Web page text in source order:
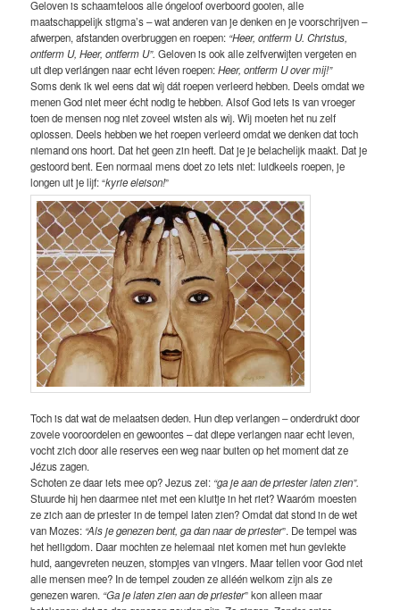
Geloven is schaamteloos alle óngeloof overboord gooien, alle
maatschappelijk stigma’s – wat anderen van je denken en je voorschrijven –
afwerpen, afstanden overbruggen en roepen: “Heer, ontferm U. Christus,
ontferm U, Heer, ontferm U”. Geloven is ook alle zelfverwijten vergeten en
uit diep verlángen naar echt léven roepen:Heer, ontferm U over mij!”
Soms denk ik wel eens dat wij dát roepen verleerd hebben. Deels omdat we
menen God niet meer écht nodig te hebben. Alsof God iets is van vroeger
toen de mensen nog niet zoveel wisten als wij. Wij moeten het nu zelf
oplossen. Deels hebben we het roepen verleerd omdat we denken dat toch
niemand ons hoort. Dat het geen zin heeft. Dat je je belachelijk maakt. Dat je
gestoord bent. Een normaal mens doet zo iets niet: luidkeels roepen, je
longen uit je lijf: “kyrie eleison!”
Toch is dat wat de melaatsen deden. Hun diep verlangen – onderdrukt door
zovele vooroordelen en gewoontes – dat diepe verlangen naar echt leven,
vocht zich door alle reserves een weg naar buiten op het moment dat ze
Jézus zagen.
Schoten ze daar iets mee op? Jezus zei: “ga je aan de priester laten zien”.
Stuurde hij hen daarmee niet met een kluitje in het riet? Waaróm moesten
ze zich aan de priester in de tempel laten zien? Omdat dat stond in de wet
van Mozes: “Als je genezen bent, ga dan naar de priester”. De tempel was
het heiligdom. Daar mochten ze helemaal niet komen met hun gevlekte
huid, aangevreten neuzen, stompjes van vingers. Maar tellen voor God niet
alle mensen mee? In de tempel zouden ze alléén welkom zijn als ze
genezen waren. “Ga je laten zien aan de priester” kon alleen maar